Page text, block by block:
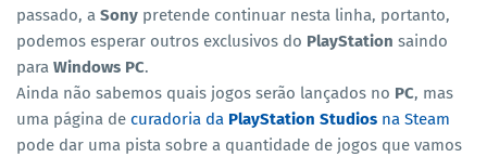
passado, a Sony pretende continuar nesta linha, portanto,
podemos esperar outros exclusivos do PlayStation saindo
para Windows PC.
Ainda não sabemos quais jogos serão lançados no PC, mas
uma página de curadoria da PlayStation Studios na Steam
pode dar uma pista sobre a quantidade de jogos que vamos